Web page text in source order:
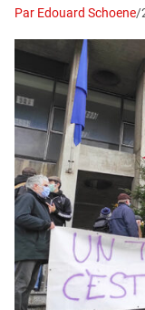
Par Edouard Schoene/